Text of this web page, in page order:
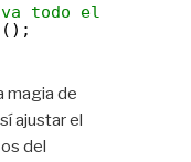
todo el
magia de
ajustar el
del